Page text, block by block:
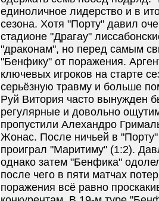
единоличное лидерство и в
сезона. Хотя "Порту" давил
стадионе "Драгау"
"драконам", но перед самым
"Бенфику" от поражения.
ключевых игроков на старте
серьёзную травму и больше
Руй Витория часто вынужден
регулярные и довольно
пропустили Алехандро
Жонас. После ничьей в
проиграл "Маритиму" (1:2).
однако затем "Бенфика"
после чего в пяти матчах
поражения всё равно